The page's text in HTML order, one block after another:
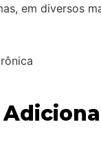
em diversos